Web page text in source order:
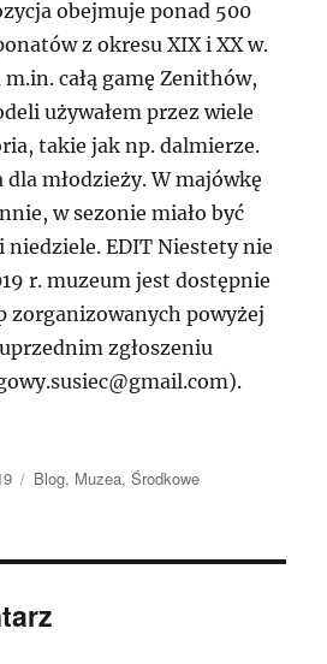
obejmuje ponad 500
z okresu XIX i XX w.
całą gamę Zenithów,
używałem przez wiele
takie jak np. dalmierze.
dla młodzieży. W majówkę
w sezonie miało być
EDIT Niestety nie
r. muzeum jest dostępnie
zorganizowanych powyżej
zgłoszeniu
Kategorie
Blog, Muzea,Środkowe